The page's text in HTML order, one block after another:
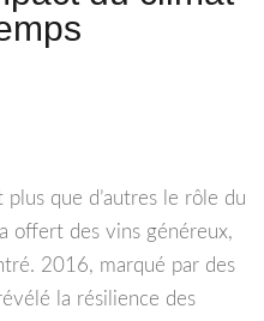
que d’autres le rôle du
offert des vins généreux,
2016, marqué par des
la résilience des